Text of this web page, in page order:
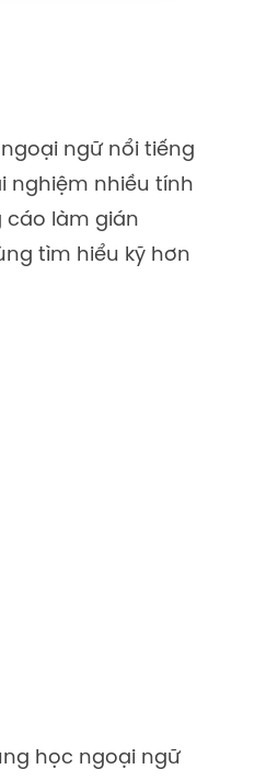
ngữ nổi tiếng
nghiệm nhiều tính
cáo làm gián
tìm hiểu kỹ hơn
học ngoại ngữ